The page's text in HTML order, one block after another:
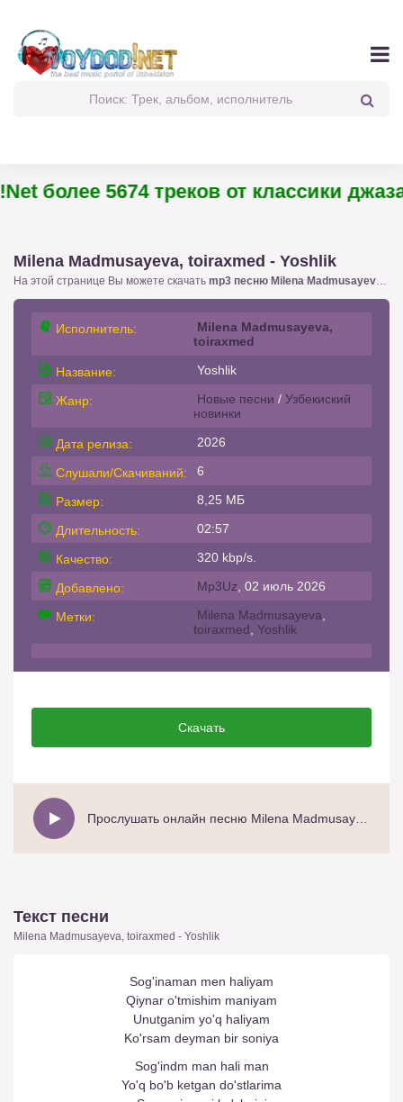
более 5674 треков от классики джаза
Milena Madmusayeva, toiraxmed - Yoshlik
На этой странице Вы можете скачать mp3 песню Milena Madmusayeva, toiraxmed - Yoshlik
Исполнитель:
Milena Madmusayeva,
toiraxmed
Название: Yoshlik
Жанр: Новые песни / Узбекиский
новинки
Дата релиза: 2026
Слушали/Скачиваний: 6
Размер: 8,25 МБ
Длительность: 02:57
Качество: 320 kbp/s.
Добавлено: Mp3Uz , 02 июль 2026
Метки: Milena Madmusayeva
toiraxmed
Yoshlik
Скачать
Текст песни
Milena Madmusayeva, toiraxmed - Yoshlik
Sog'inaman men haliyam
Qiynar o'tmishim maniyam
Unutganim yo'q haliyam
Ko'rsam deyman bir soniya
Sog'indm man hali man
Yo'q bo'b ketgan do'stlarima